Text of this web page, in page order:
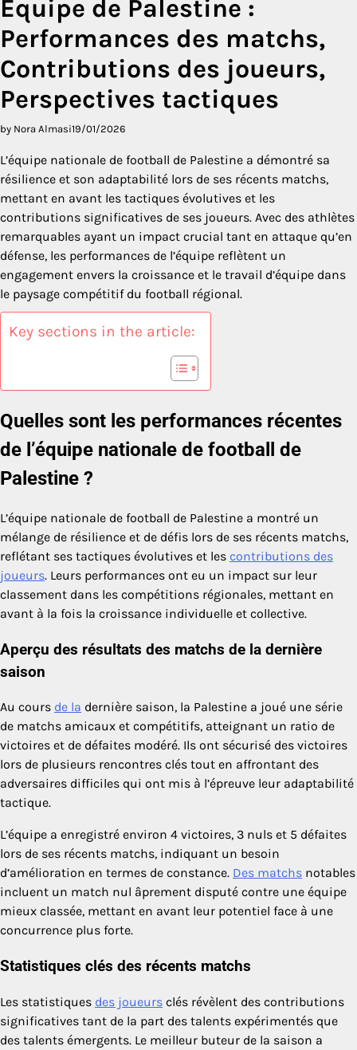
Équipe de Palestine :
Performances des matchs,
Contributions des joueurs,
Perspectives tactiques
by Nora Almasi19/01/2026
L’équipe nationale de football de Palestine a démontré sa
résilience et son adaptabilité lors de ses récents matchs,
mettant en avant les tactiques évolutives et les
contributions significatives de ses joueurs. Avec des athlètes
remarquables ayant un impact crucial tant en attaque qu’en
défense, les performances de l’équipe reflètent un
engagement envers la croissance et le travail d’équipe dans
le paysage compétitif du football régional.
Key sections in the article:
Quelles sont les performances récentes
de l’équipe nationale de football de
Palestine ?
L’équipe nationale de football de Palestine a montré un
mélange de résilience et de défis lors de ses récents matchs,
reflétant ses tactiques évolutives et les contributions des
joueurs. Leurs performances ont eu un impact sur leur
classement dans les compétitions régionales, mettant en
avant à la fois la croissance individuelle et collective.
Aperçu des résultats des matchs de la dernière
saison
Au cours de la dernière saison, la Palestine a joué une série
de matchs amicaux et compétitifs, atteignant un ratio de
victoires et de défaites modéré. Ils ont sécurisé des victoires
lors de plusieurs rencontres clés tout en affrontant des
adversaires difficiles qui ont mis à l’épreuve leur adaptabilité
tactique.
L’équipe a enregistré environ 4 victoires, 3 nuls et 5 défaites
lors de ses récents matchs, indiquant un besoin
d’amélioration en termes de constance. Des matchs notables
incluent un match nul âprement disputé contre une équipe
mieux classée, mettant en avant leur potentiel face à une
concurrence plus forte.
Statistiques clés des récents matchs
Les statistiques des joueurs clés révèlent des contributions
significatives tant de la part des talents expérimentés que
des talents émergents. Le meilleur buteur de la saison a